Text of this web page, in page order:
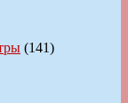
(141)